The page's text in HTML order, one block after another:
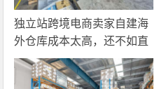
独立站跨境电商卖家自建海
外仓库成本太高，还不如直
接找第三方自营海外仓！